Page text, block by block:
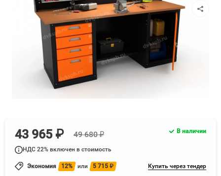
43 965 ₽ 49 680 ₽
НДС 22% включен в стоимость
Экономия 12% или 5 715 ₽ Купить через тендер
В наличии